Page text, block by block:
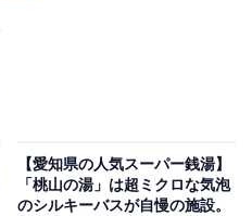
【愛知県の人気スーパー銭湯】
「桃山の湯」は超ミクロな気泡
のシルキーバスが自慢の施設。